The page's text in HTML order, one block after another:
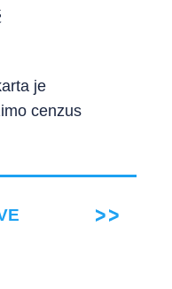
je
cenzus